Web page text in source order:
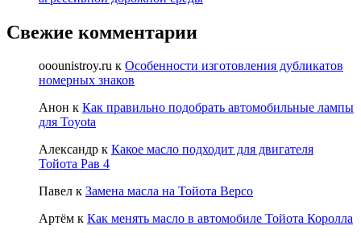
Свежие комментарии
ooounistroy.ru к Особенности изготовления дубликатов
номерных знаков
Анон к Как правильно подобрать автомобильные лампы
для Toyota
Александр к Какое масло подходит для двигателя
Тойота Рав 4
Павел к Замена масла на Тойота Версо
Артём к Как менять масло в автомобиле Тойота Королла